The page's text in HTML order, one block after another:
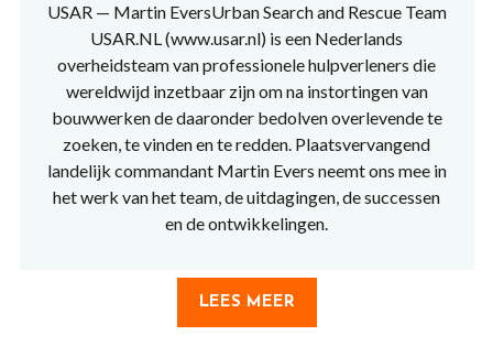
USAR — Martin EversUrban Search and Rescue Team
USAR.NL (www.usar.nl) is een Nederlands
overheidsteam van professionele hulpverleners die
wereldwijd inzetbaar zijn om na instortingen van
bouwwerken de daaronder bedolven overlevende te
zoeken, te vinden en te redden. Plaatsvervangend
landelijk commandant Martin Evers neemt ons mee in
het werk van het team, de uitdagingen, de successen
en de ontwikkelingen.
LEES MEER